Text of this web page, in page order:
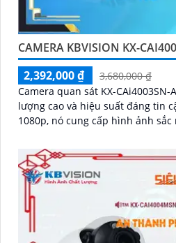
CAMERA KBVISION KX-
2,392,000 ₫
3,680,000 ₫
Camera quan sát KX-
lượng cao và hiệu suất đáng tin cậy. Với độ phân
1080p, nó cung cấp hình ảnh